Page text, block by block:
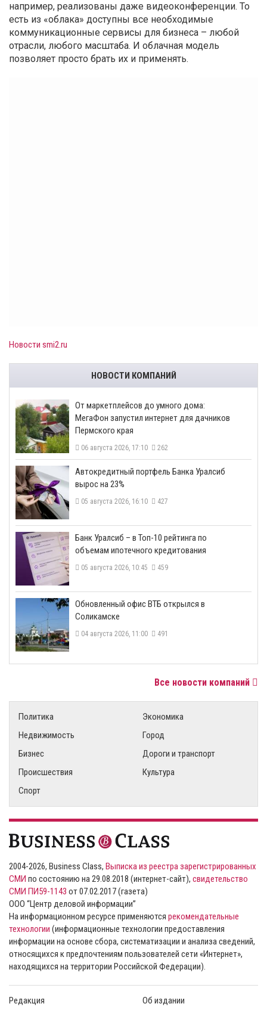
например, реализованы даже видеоконференции. То
есть из «облака» доступны все необходимые
коммуникационные сервисы для бизнеса – любой
отрасли, любого масштаба. И облачная модель
позволяет просто брать их и применять.
Новости smi2.ru
НОВОСТИ КОМПАНИЙ
От маркетплейсов до умного дома:
МегаФон запустил интернет для дачников
Пермского края
06 августа 2026, 17:10 262
​Автокредитный портфель Банка Уралсиб
вырос на 23%
05 августа 2026, 16:10 427
​Банк Уралсиб – в Топ-10 рейтинга по
объемам ипотечного кредитования
05 августа 2026, 10:45 459
​Обновленный офис ВТБ открылся в
Соликамске
04 августа 2026, 11:00 491
Все новости компаний
Политика
Экономика
Недвижимость
Город
Бизнес
Дороги и транспорт
Происшествия
Культура
Спорт
2004-2026, Business Class, Выписка из реестра зарегистрированных
СМИ по состоянию на 29.08.2018 (интернет-сайт), свидетельство
СМИ ПИ59-1143 от 07.02.2017 (газета)
ООО “Центр деловой информации”
На информационном ресурсе применяются рекомендательные
технологии (информационные технологии предоставления
информации на основе сбора, систематизации и анализа сведений,
относящихся к предпочтениям пользователей сети «Интернет»,
находящихся на территории Российской Федерации).
Редакция Об издании